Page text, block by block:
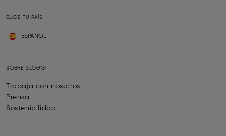
ELIGE TU PAÍS
ESPAÑOL
SOBRE SLOGGI
Trabaja con nosotros
Prensa
Sostenibilidad